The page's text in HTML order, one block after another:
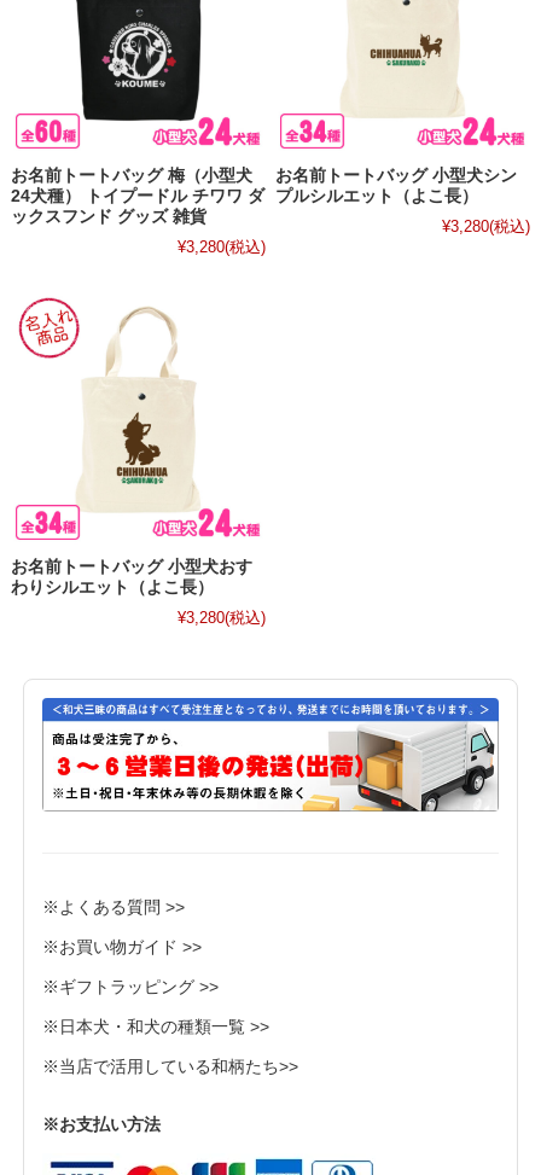
お名前トートバッグ 梅（小型犬
24犬種） トイプードル チワワ ダ
ックスフンド グッズ 雑貨
¥3,280(税込)
お名前トートバッグ 小型犬シン
プルシルエット（よこ長）
¥3,280(税込)
お名前トートバッグ 小型犬おす
わりシルエット（よこ長）
¥3,280(税込)
※よくある質問 >>
※お買い物ガイド >>
※ギフトラッピング >>
※日本犬・和犬の種類一覧 >>
※当店で活用している和柄たち>>
※お支払い方法